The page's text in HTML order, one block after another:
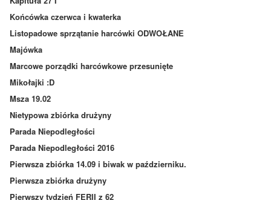
Końcówka czerwca i kwaterka
Listopadowe sprzątanie harcówki ODWOŁANE
Majówka
Marcowe porządki harcówkowe przesunięte
Mikołajki :D
Msza 19.02
Nietypowa zbiórka drużyny
Parada Niepodległości
Parada Niepodległości 2016
Pierwsza zbiórka 14.09 i biwak w październiku.
Pierwsza zbiórka drużyny
Pierwszy tydzień FERII z 62